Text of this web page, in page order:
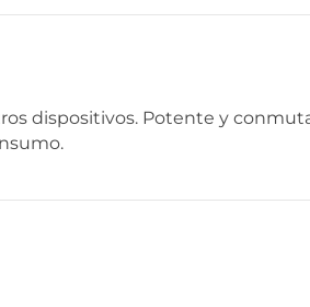
dispositivos. Potente y